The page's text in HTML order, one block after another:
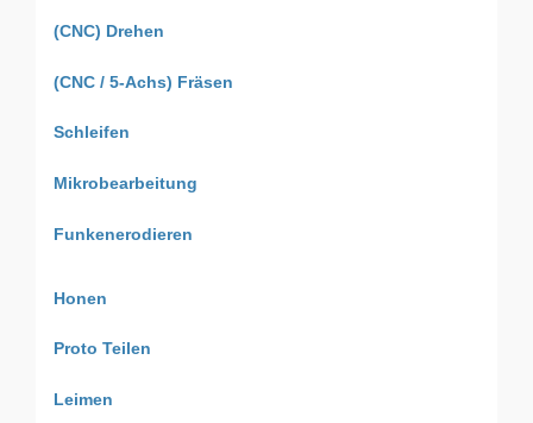
(CNC) Drehen
(CNC / 5-Achs) Fräsen
Schleifen
Mikrobearbeitung
Funkenerodieren
Honen
Proto Teilen
Leimen